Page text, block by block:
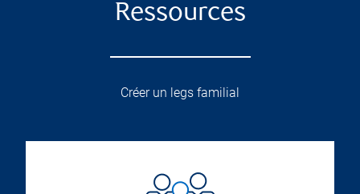
Ressources
Créer un legs familial